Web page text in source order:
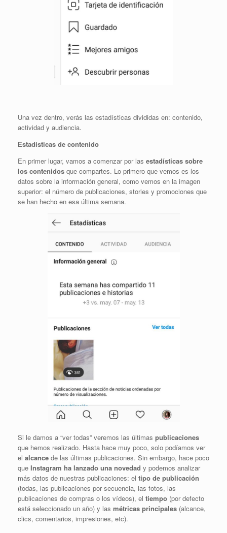
Una vez dentro, verás las estadísticas divididas en: contenido,
actividad y audiencia.
Estadísticas de contenido
En primer lugar, vamos a comenzar por las estadísticas sobre
los contenidos que compartes. Lo primero que vemos es los
datos sobre la información general, como vemos en la imagen
superior: el número de publicaciones, stories y promociones que
se han hecho en esa última semana.
Si le damos a “ver todas” veremos las últimas publicaciones
que hemos realizado. Hasta hace muy poco, solo podíamos ver
el alcance de las últimas publicaciones. Sin embargo, hace poco
que Instagram ha lanzado una novedad y podemos analizar
más datos de nuestras publicaciones: el tipo de publicación
(todas, las publicaciones por secuencia, las fotos, las
publicaciones de compras o los vídeos), el tiempo (por defecto
está seleccionado un año) y las métricas principales (alcance,
clics, comentarios, impresiones, etc).